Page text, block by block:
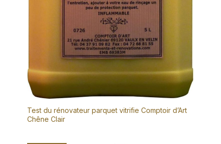
Test du rénovateur parquet vitrifie Comptoir d’Art
Chêne Clair